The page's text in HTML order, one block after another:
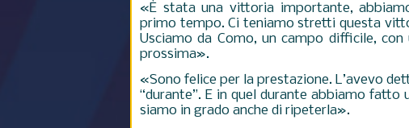
«È stata una vittoria importante,
primo tempo. Ci teniamo stretti questa
Usciamo da Como, un campo difficile,
prossima».
«Sono felice per la prestazione. L’avevo
“durante”. E in quel durante abbiamo fatto
siamo in grado anche di ripeterla».